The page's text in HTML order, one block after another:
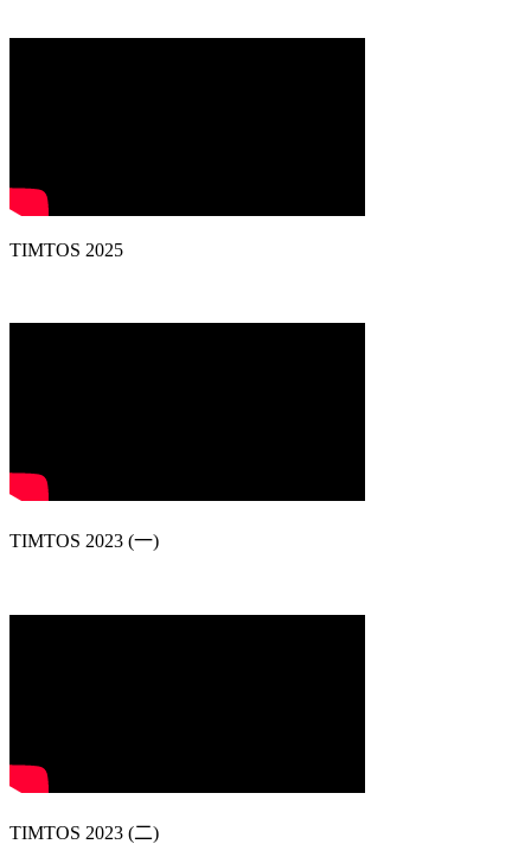
TIMTOS 2025
TIMTOS 2023 (一)
TIMTOS 2023 (二)